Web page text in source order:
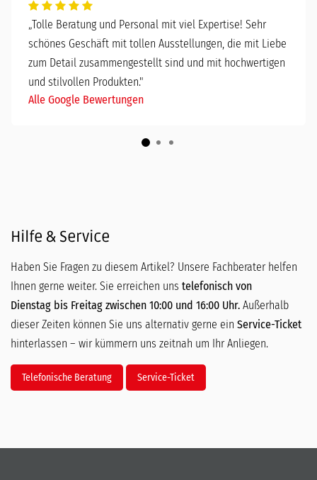
„Tolle Beratung und Personal mit viel Expertise! Sehr
schönes Geschäft mit tollen Ausstellungen, die mit Liebe
zum Detail zusammengestellt sind und mit hochwertigen
und stilvollen Produkten."
Alle Google Bewertungen
Hilfe & Service
Haben Sie Fragen zu diesem Artikel? Unsere Fachberater helfen
Ihnen gerne weiter. Sie erreichen uns telefonisch von
Dienstag bis Freitag zwischen 10:00 und 16:00 Uhr. Außerhalb
dieser Zeiten können Sie uns alternativ gerne ein Service-Ticket
hinterlassen – wir kümmern uns zeitnah um Ihr Anliegen.
Telefonische Beratung Service-Ticket